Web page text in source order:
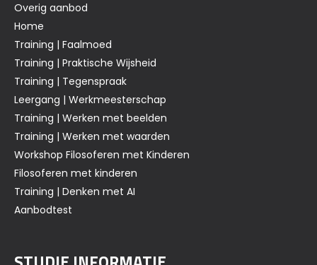
Overig aanbod
Home
Training | Faalmoed
Training | Praktische Wijsheid
Training | Tegenspraak
Leergang | Werkmeesterschap
Training | Werken met beelden
Training | Werken met waarden
Workshop Filosoferen met Kinderen
Filosoferen met kinderen
Training | Denken met AI
Aanbodtest